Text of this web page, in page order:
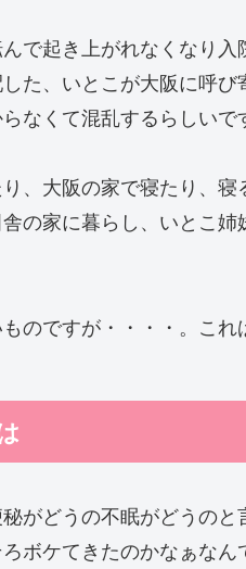
で起き上がれなくなり入
た、いとこが大阪に呼
なくて混乱するらしいで
、大阪の家で寝たり、
の家に暮らし、いとこ
のですが・・・・。これ
がどうの不眠がどうの
ボケてきたのかなぁな